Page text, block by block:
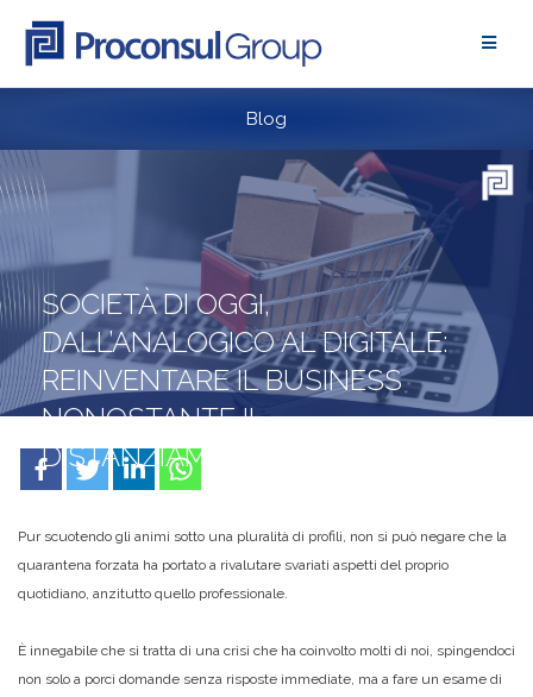
content
Blog
SOCIETÀ DI OGGI,
DALL’ANALOGICO AL DIGITALE:
REINVENTARE IL BUSINESS
NONOSTANTE IL
DISTANZIAMENTO SOCIALE
Pur scuotendo gli animi sotto una pluralità di profili, non si può negare che la
quarantena forzata ha portato a rivalutare svariati aspetti del proprio
quotidiano, anzitutto quello professionale.
È innegabile che si tratta di una crisi che ha coinvolto molti di noi, spingendoci
non solo a porci domande senza risposte immediate, ma a fare un esame di